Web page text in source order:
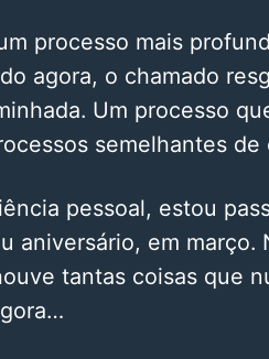
processo mais
agora, o chamado
Um processo
semelhantes de
pessoal, estou
aniversário, em
tantas coisas que